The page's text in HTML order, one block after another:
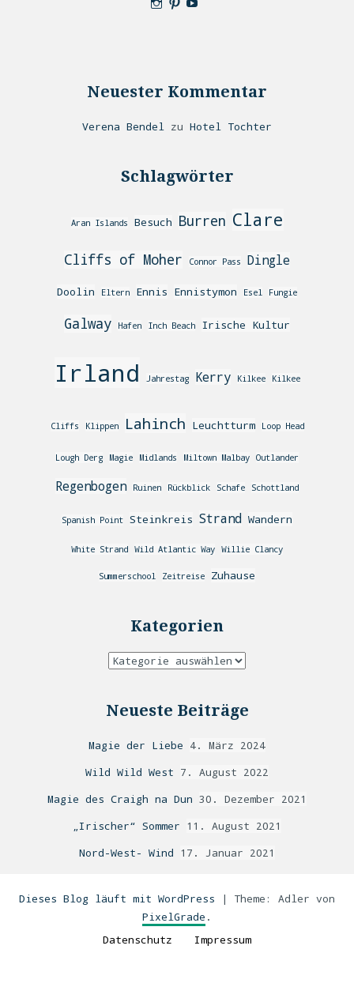
Neuester Kommentar
Verena Bendel zu Hotel Tochter
Schlagwörter
Aran Islands Besuch Burren Clare
Cliffs of Moher Connor Pass Dingle
Doolin Eltern Ennis Ennistymon Esel Fungie
Galway Hafen Inch Beach Irische Kultur
Irland Jahrestag Kerry Kilkee Kilkee
Cliffs Klippen Lahinch Leuchtturm Loop Head
Lough Derg Magie Midlands Miltown Malbay Outlander
Regenbogen Ruinen Rückblick Schafe Schottland
Spanish Point Steinkreis Strand Wandern
White Strand Wild Atlantic Way Willie Clancy
Summerschool Zeitreise Zuhause
Kategorien
Neueste Beiträge
Magie der Liebe 4. März 2024
Wild Wild West 7. August 2022
Magie des Craigh na Dun 30. Dezember 2021
„Irischer“ Sommer 11. August 2021
Nord-West- Wind 17. Januar 2021
Dieses Blog läuft mit WordPress | Theme: Adler von
PixelGrade .
Datenschutz
Impressum